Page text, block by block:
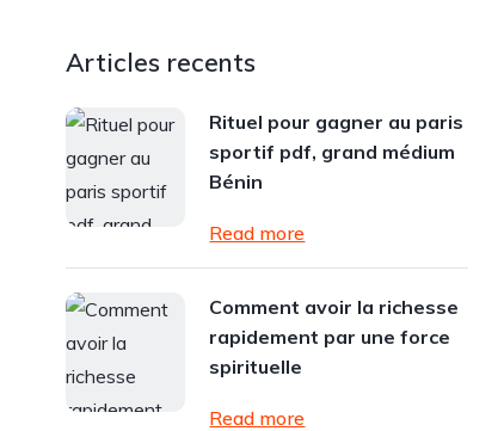
Articles recents
Rituel pour gagner au paris
sportif pdf, grand médium
Bénin
Read more
Comment avoir la richesse
rapidement par une force
spirituelle
Read more